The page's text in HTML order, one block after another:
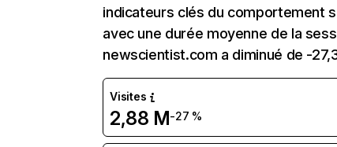
indicateurs clés du comportement
avec une durée moyenne de la
newscientist.com a diminué de -
Visites
2,88 M-27 %